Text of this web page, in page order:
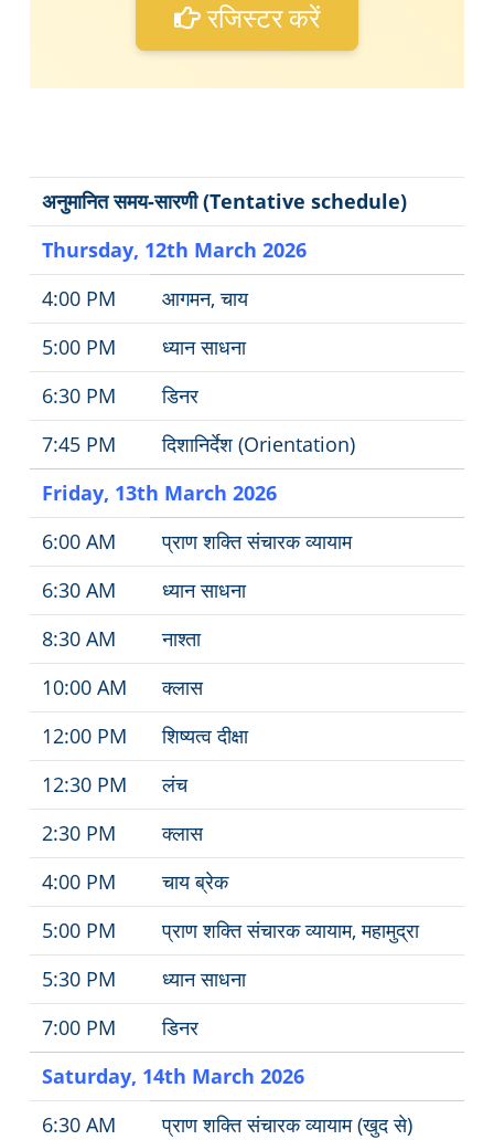
रजिस्टर करें
अनुमानित समय-सारणी (Tentative schedule)
Thursday, 12th March 2026
4:00 PM
आगमन, चाय
5:00 PM
ध्यान साधना
6:30 PM
डिनर
7:45 PM
दिशानिर्देश (Orientation)
Friday, 13th March 2026
6:00 AM
प्राण शक्ति संचारक व्यायाम
6:30 AM
ध्यान साधना
8:30 AM
नाश्ता
10:00 AM
क्लास
12:00 PM
शिष्यत्व दीक्षा
12:30 PM
लंच
2:30 PM
क्लास
4:00 PM
चाय ब्रेक
5:00 PM
प्राण शक्ति संचारक व्यायाम, महामुद्रा
5:30 PM
ध्यान साधना
7:00 PM
डिनर
Saturday, 14th March 2026
6:30 AM
प्राण शक्ति संचारक व्यायाम (खुद से)